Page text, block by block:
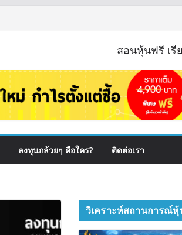
สอนหุ้นฟรี เ
ลงทุนกล้วยๆ คือใคร? ติดต่อเรา
วิเคราะห์สถานการณ์